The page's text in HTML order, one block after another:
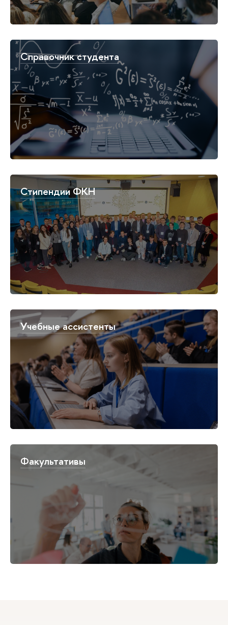
Справочник студента
Стипендии ФКН
Учебные ассистенты
Факультативы